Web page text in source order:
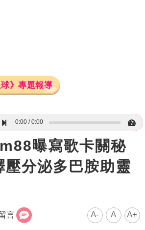
》專題報導
0:00 0:00
曝寫歌卡關秘
壓分泌多巴胺助靈
言 A- A A+